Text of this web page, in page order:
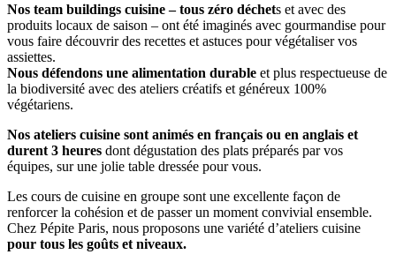
Nos team buildings cuisine – tous zéro déchets et avec des
produits locaux de saison – ont été imaginés avec gourmandise pour
vous faire découvrir des recettes et astuces pour végétaliser vos
assiettes.
Nous défendons une alimentation durable et plus respectueuse de
la biodiversité avec des ateliers créatifs et généreux 100%
végétariens.
Nos ateliers cuisine sont animés en français ou en anglais et
durent 3 heures dont dégustation des plats préparés par vos
équipes, sur une jolie table dressée pour vous.
Les cours de cuisine en groupe sont une excellente façon de
renforcer la cohésion et de passer un moment convivial ensemble.
Chez Pépite Paris, nous proposons une variété d’ateliers cuisine
pour tous les goûts et niveaux.